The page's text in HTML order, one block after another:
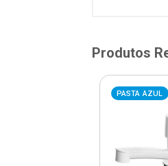
Produtos
PASTA AZUL